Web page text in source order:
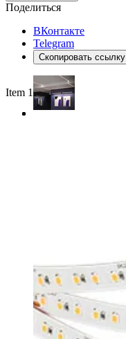
Поделиться
ВКонтакте
Telegram
Скопировать ссылку
Item 1 of 3